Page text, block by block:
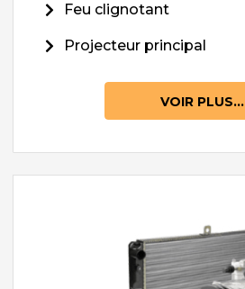
Feu clignotant
Projecteur principal
VOIR PLUS...